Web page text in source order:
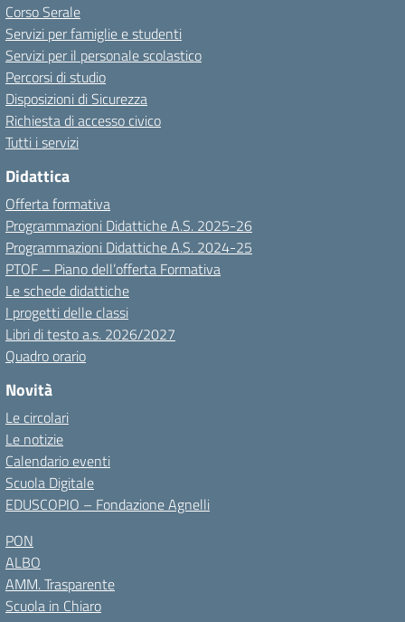
Corso Serale
Servizi per famiglie e studenti
Servizi per il personale scolastico
Percorsi di studio
Disposizioni di Sicurezza
Richiesta di accesso civico
Tutti i servizi
Didattica
Offerta formativa
Programmazioni Didattiche A.S. 2025-26
Programmazioni Didattiche A.S. 2024-25
PTOF – Piano dell’offerta Formativa
Le schede didattiche
I progetti delle classi
Libri di testo a.s. 2026/2027
Quadro orario
Novità
Le circolari
Le notizie
Calendario eventi
Scuola Digitale
EDUSCOPIO – Fondazione Agnelli
PON
ALBO
AMM. Trasparente
Scuola in Chiaro